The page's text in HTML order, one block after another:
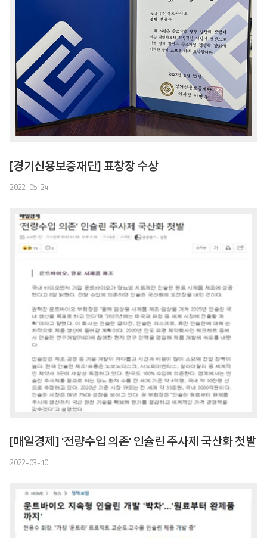
[경기신용보증재단] 표창장 수상
2022-05-24
[매일경제] '전량수입 의존' 인슐린 주사제 국산화 첫발
2022-03-10